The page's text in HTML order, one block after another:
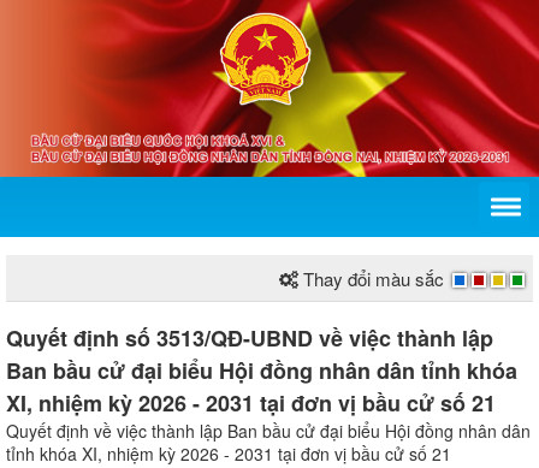
Thay đổi màu sắc
Quyết định số 3513/QĐ-UBND về việc thành lập
Ban bầu cử đại biểu Hội đồng nhân dân tỉnh khóa
XI, nhiệm kỳ 2026 - 2031 tại đơn vị bầu cử số 21
Quyết định về việc thành lập Ban bầu cử đại biểu Hội đồng nhân dân
tỉnh khóa XI, nhiệm kỳ 2026 - 2031 tại đơn vị bầu cử số 21